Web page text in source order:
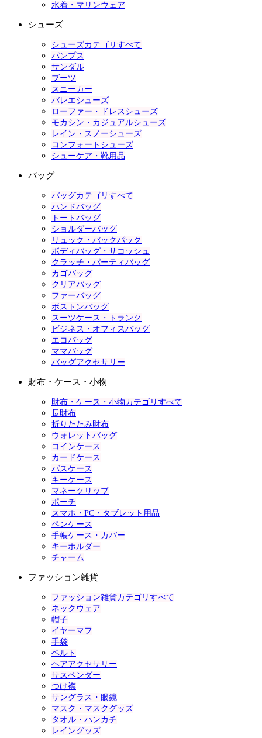
水着・マリンウェア
シューズ
シューズカテゴリすべて
パンプス
サンダル
ブーツ
スニーカー
バレエシューズ
ローファー・ドレスシューズ
モカシン・カジュアルシューズ
レイン・スノーシューズ
コンフォートシューズ
シューケア・靴用品
バッグ
バッグカテゴリすべて
ハンドバッグ
トートバッグ
ショルダーバッグ
リュック・バックパック
ボディバッグ・サコッシュ
クラッチ・パーティバッグ
カゴバッグ
クリアバッグ
ファーバッグ
ボストンバッグ
スーツケース・トランク
ビジネス・オフィスバッグ
エコバッグ
ママバッグ
バッグアクセサリー
財布・ケース・小物
財布・ケース・小物カテゴリすべて
長財布
折りたたみ財布
ウォレットバッグ
コインケース
カードケース
パスケース
キーケース
マネークリップ
ポーチ
スマホ・PC・タブレット用品
ペンケース
手帳ケース・カバー
キーホルダー
チャーム
ファッション雑貨
ファッション雑貨カテゴリすべて
ネックウェア
帽子
イヤーマフ
手袋
ベルト
ヘアアクセサリー
サスペンダー
つけ襟
サングラス・眼鏡
マスク・マスクグッズ
タオル・ハンカチ
レイングッズ